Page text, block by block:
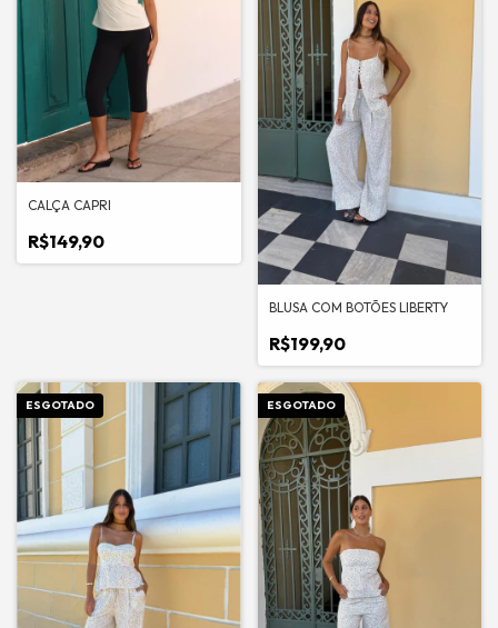
CALÇA CAPRI
R$149,90
BLUSA COM BOTÕES LIBERTY
R$199,90
ESGOTADO ESGOTADO